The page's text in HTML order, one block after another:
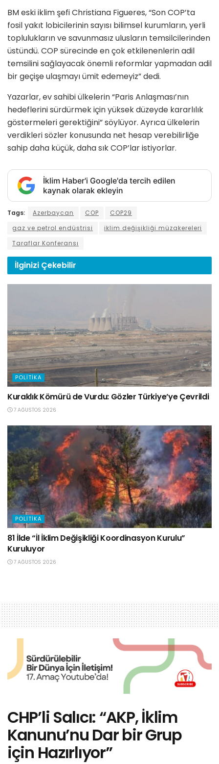
BM eski iklim şefi Christiana Figueres, “Son COP’ta
fosil yakıt lobicilerinin sayısı bilimsel kurumların, yerli
toplulukların ve savunmasız ulusların temsilcilerinden
üstündü. COP sürecinde en çok etkilenenlerin adil
temsilini sağlayacak önemli reformlar yapmadan adil
bir geçişe ulaşmayı ümit edemeyiz” dedi.
Yazarlar, ev sahibi ülkelerin “Paris Anlaşması’nın
hedeflerini sürdürmek için yüksek düzeyde kararlılık
göstermeleri gerektiğini” söylüyor. Ayrıca ülkelerin
verdikleri sözler konusunda net hesap verebilirliğe
sahip daha küçük, daha sık COP’lar istiyorlar.
İklim Haber'i Google'da tercih edilen
kaynak olarak ekleyin
Tags: Azerbaycan COP
COP29
gaz ve petrol endüstrisi
iklim değişikliği müzakereleri
Taraflar Konferansı
İlginizi Çekebilir
POLITIKA
Kuraklık Kömürü de Vurdu: Gözler Türkiye’ye Çevrildi
7 AĞUSTOS 2026
POLITIKA
81 İlde “İl İklim Değişikliği Koordinasyon Kurulu”
Kuruluyor
7 AĞUSTOS 2026
CHP’li Salıcı: “AKP, İklim
Kanunu’nu Dar bir Grup
için Hazırlıyor”